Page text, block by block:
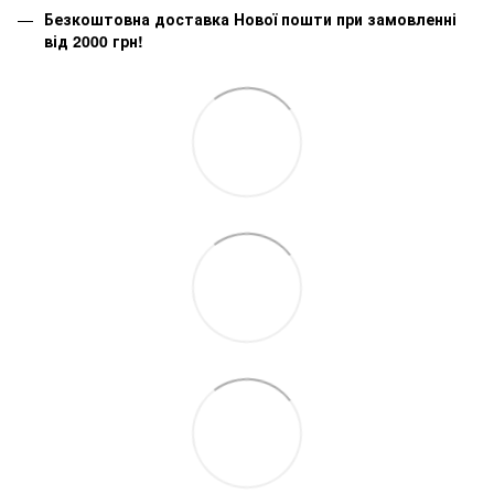
Безкоштовна доставка Нової пошти при замовленні
від 2000 грн!